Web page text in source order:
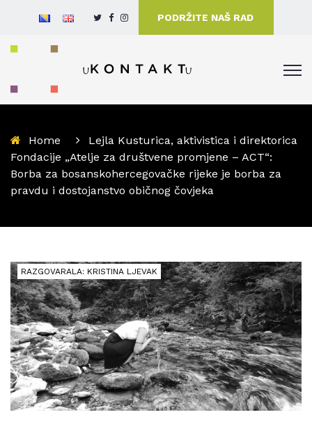
PODRŽITE NAŠ RAD
Home
Lejla Kusturica, aktivistica i direktorica
Fondacije „Atelje za društvene promjene – ACT“:
Borba za bosanskohercegovačke rijeke je borba za
pravdu i dostojanstvo običnog čovjeka
RAZGOVARALA: KRISTINA LJEVAK